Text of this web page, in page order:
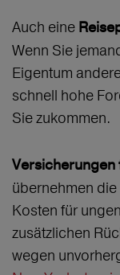
Auch eine
Wenn Sie
Eigentum
schnell hohe
Sie zukommen.
übernehmen
Kosten für
zusätzlichen
wegen